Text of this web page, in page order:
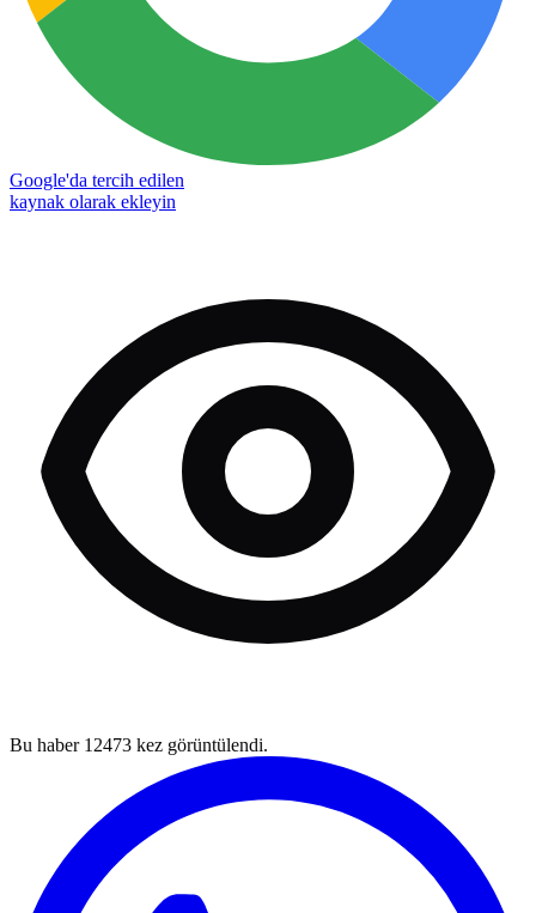
Google'da tercih edilen
kaynak olarak ekleyin
Bu haber 12473 kez görüntülendi.